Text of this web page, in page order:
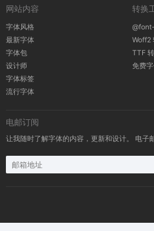
网站内容
字体风格
最新字体
字体包
设计师
字体标签
流行字体
转换
Woff2
TTF
免费
电邮订阅
让我随时了解字体的内容，更新和设计。 电子